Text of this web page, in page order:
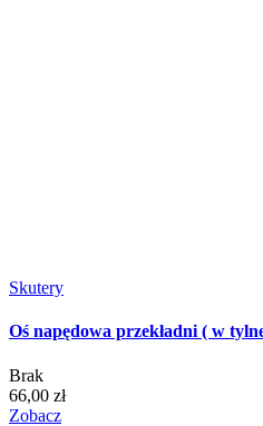
Skutery
Oś napędowa przekładni ( w
Brak
66,00 zł
Zobacz